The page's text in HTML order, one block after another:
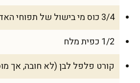
3/4 כוס מי בישול של תפוחי האדמה
1/2 כפית מלח
קורט פלפל לבן (לא חובה, אך